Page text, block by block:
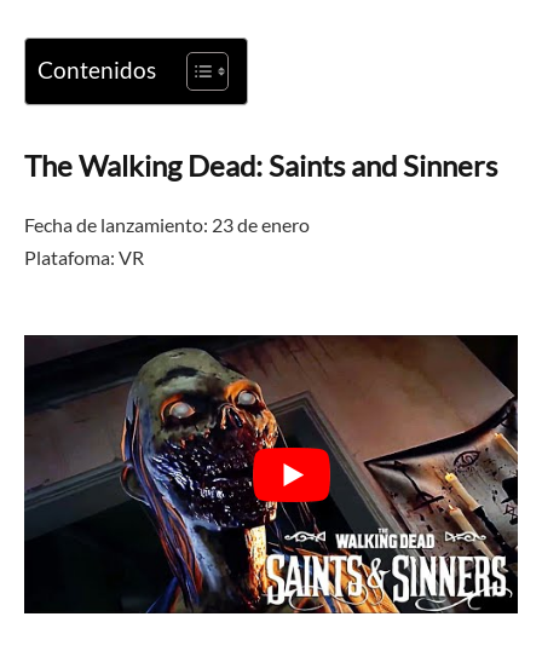
Contenidos
The Walking Dead: Saints and Sinners
Fecha de lanzamiento: 23 de enero
Platafoma: VR